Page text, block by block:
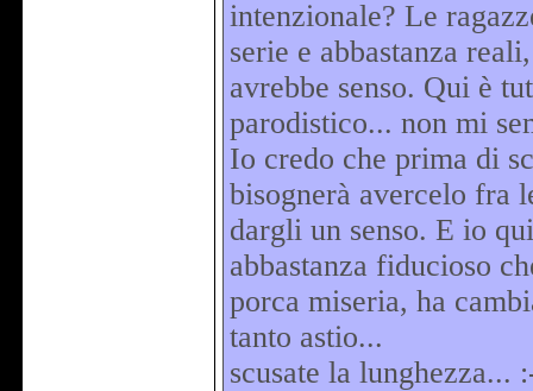
intenzionale? Le
serie e abbastanza
avrebbe senso. Qui è
parodistico... non mi
Io credo che prima di
bisognerà avercelo fra
dargli un senso. E io
abbastanza fiducioso
porca miseria, ha
tanto astio...
scusate la lunghezza...